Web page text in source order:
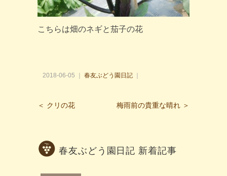
こちらは畑のネギと茄子の花
2018-06-05 ｜ 春友ぶどう園日記
＜ クリの花 梅雨前の貴重な晴れ ＞
春友ぶどう園日記 新着記事